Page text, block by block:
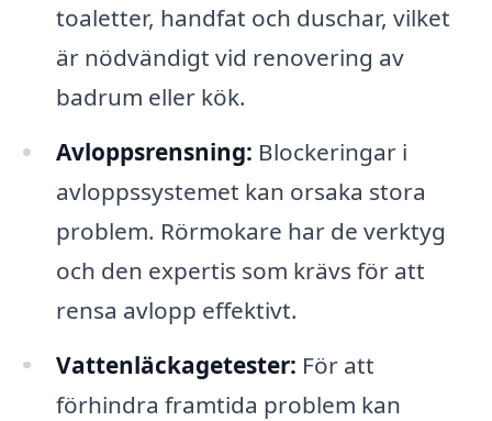
toaletter, handfat och duschar, vilket
är nödvändigt vid renovering av
badrum eller kök.
Avloppsrensning: Blockeringar i
avloppssystemet kan orsaka stora
problem. Rörmokare har de verktyg
och den expertis som krävs för att
rensa avlopp effektivt.
Vattenläckagetester: För att
förhindra framtida problem kan